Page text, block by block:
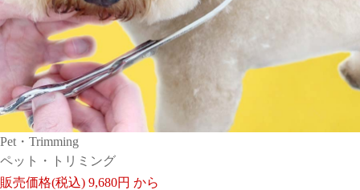
Pet・Trimming
ペット・トリミング
販売価格(税込) 9,680円 から